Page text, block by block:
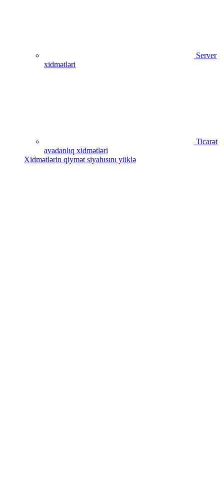
Server
xidmətləri
Ticarət
avadanlıq xidmətləri
Xidmətlərin qiymət siyahısını yüklə